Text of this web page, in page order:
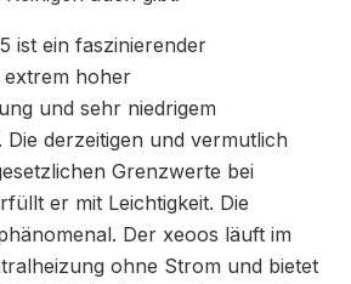
ist ein faszinierender
extrem hoher
und sehr niedrigem
derzeitigen und vermutlich
Grenzwerte bei
er mit Leichtigkeit. Die
Der xeoos läuft im
ohne Strom und bietet